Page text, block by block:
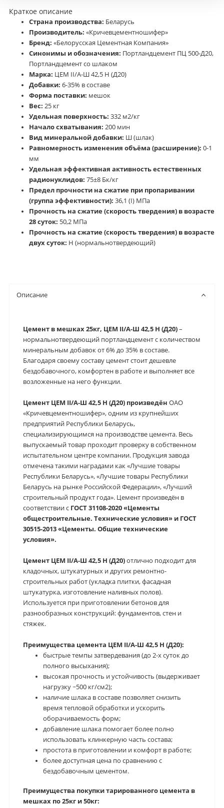
Краткое описание
Страна производства: Беларусь
Производитель: «Кричевцементношифер»
Бренд: «Белорусская Цементная Компания»
Синонимы и обозначения: Портландцемент ПЦ 500-Д20,
Портландцемент со шлаком
Марка: ЦЕМ II/А-Ш 42,5 Н (Д20)
Добавки: 6-35% в составе
Форма поставки: мешок
Вес: 25 кг
Удельная поверхность: 332 м2/кг
Начало схватывания: 200 мин
Вид минеральной добавки: Ш (шлак)
Равномерность изменения объёма (расширение): 0-1
мм
Удельная эффективная активность естественных
радионуклидов: 75±8 Бк/кг
Предел прочности на сжатие при пропаривании
(группа эффективности): 36,1 (I) МПа
Прочность на сжатие (скорость твердения) в возрасте
28 суток: 50,2 МПа
Прочность на сжатие (скорость твердения) в возрасте
двух суток: Н (нормальнотвердеющий)
Описание
Цемент в мешках 25кг, ЦЕМ II/А-Ш 42,5 Н (Д20)–
нормальнотвердеющий портландцемент с количеством
минеральным добавок от 6% до 35% в составе.
Благодаря своему составу цемент стоит дешевле
бездобавочного, комфортен в работе и выполняет все
возложенные на него функции.
Цемент ЦЕМ II/А-Ш 42,5 Н (Д20) произведён ОАО
«Кричевцементношифер», одним из крупнейших
предприятий Республики Беларусь,
специализирующимся на производстве цемента. Весь
выпускаемый товар проходит проверку в собственном
испытательном центре компании. Продукция завода
отмечена такими наградами как «Лучшие товары
Республики Беларусь», «Лучшие товары Республики
Беларусь на рынке Российской Федерации», «Лучший
строительный продукт года». Цемент произведён в
соответствии с ГОСТ 31108-2020 «Цементы
общестроительные. Технические условия» и ГОСТ
30515-2013 «Цементы. Общие технические
условия».
Цемент ЦЕМ II/А-Ш 42,5 Н (Д20)отлично подходит для
кладочных, штукатурных и других ремонтно-
строительных работ (укладка плитки, фасадная
штукатурка, изготовление наливных полов).
Используется при приготовлении бетонов для
разнообразных конструкций: фундаментов, стен и
стяжек.
Преимущества цемента ЦЕМ II/А-Ш 42,5 Н (Д20):
быстрые темпы затвердевания (до 2-х суток до
полного высыхания);
высокая прочность и устойчивость (выдерживает
нагрузку ~500 кг/см2);
наличие шлака в составе позволяет снизить
время тепловой обработки и ускорить
оборачиваемость форм;
добавление шлака помогает более полно
использовать клинкерную часть состава;
простота в приготовлении и комфорт в работе;
более доступная цена по сравнению с
бездобавочным цементом.
Преимущества покупки тарированного цемента в
мешках по 25кг и 50кг: